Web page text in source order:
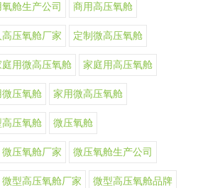
舱生产公司 商用高压氧舱
高压氧舱厂家 定制微高压氧舱
庭用微高压氧舱 家庭用高压氧舱
压氧舱 家用微高压氧舱
压氧舱 微压氧舱
微压氧舱厂家 微压氧舱生产公司
微型高压氧舱厂家 微型高压氧舱品牌